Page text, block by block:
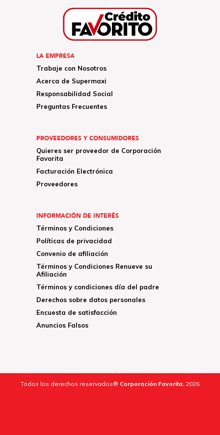
LA EMPRESA
Trabaje con Nosotros
Acerca de Supermaxi
Responsabilidad Social
Preguntas Frecuentes
PROVEEDORES Y CONSUMIDORES
Quieres ser proveedor de Corporación
Favorita
Facturación Electrónica
Proveedores
INFORMACIÓN DE INTERÉS
Términos y Condiciones
Políticas de privacidad
Convenio de afiliación
Términos y Condiciones Renueve su
Afiliación
Términos y condiciones día del padre
Derechos sobre datos personales
Encuesta de satisfacción
Anuncios Falsos
Todos los derechos reservados® Corporación Favorita. 2026